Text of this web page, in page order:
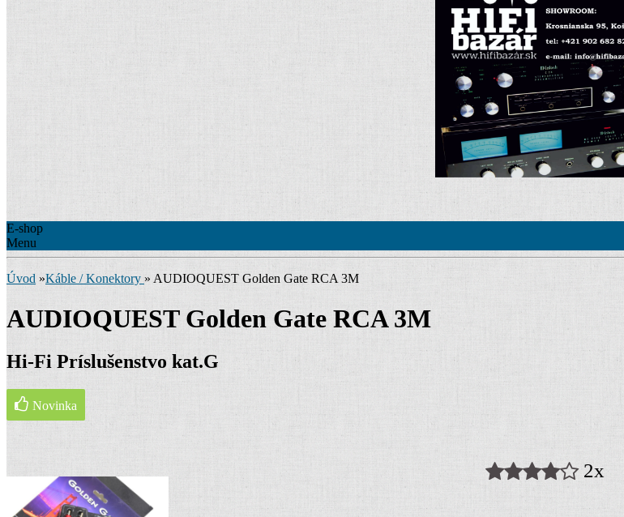
E-shop
Menu
Úvod »Káble / Konektory » AUDIOQUEST Golden Gate RCA 3M
AUDIOQUEST Golden Gate RCA 3M
Hi-Fi Príslušenstvo kat.G
Novinka
2x